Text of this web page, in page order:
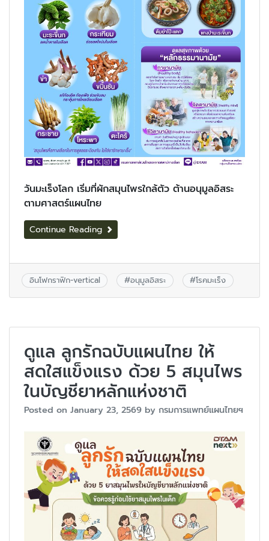
วันมะเร็งโลก เริ่มที่ผักสมุนไพรใกล้ตัว ต้านอนุมูลอิสระ
ตามศาสตร์แผนไทย
Continue Reading
อินโฟกราฟิก-vertical #อนุมูลอิสระ #โรคมะเร็ง
ดูแล ลูกรักฉบับแผนไทย ให้
สดใสแข็งแรง ด้วย 5 สมุนไพร
ในบัญชียาหลักแห่งชาติ
Posted on January 23, 2569 by กรมการแพทย์แผนไทยฯ